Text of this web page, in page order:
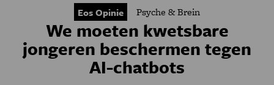
Eos Opinie Psyche & Brein
We moeten kwetsbare
jongeren beschermen tegen
AI-chatbots